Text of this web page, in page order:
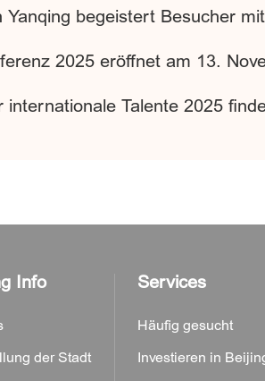
Yanqing begeistert Besucher
2025 eröffnet am 13.
internationale Talente 2025
Info
der Stadt
Services
Häufig gesucht
Investieren in